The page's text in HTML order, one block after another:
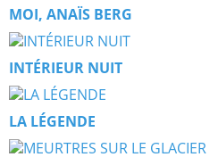
MOI, ANAÏS BERG
INTÉRIEUR NUIT
LA LÉGENDE